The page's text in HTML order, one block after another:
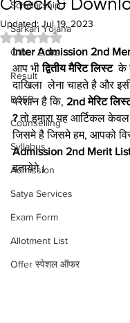
Scholarship
Sarkari Yojana
Other Links
Result
BSEB
Counselling
Syllabus
Admission
Satya Services
Exam Form
Allotment List
Offer स्पेशल ऑफर
Check &
Updated:Jul 19, 2023
Rated NaN out of 5
Inter Admission 2nd
आप भी द्वितीय मैरिट लिस्ट
के
दाखिला  लेना चाहते है और
परेशान है कि, 2nd मेरिट
? तो हमारा यह आर्टिकल
जिसमे है जिसमे हम, आपको
Admission 2nd Merit
बतायेगे।